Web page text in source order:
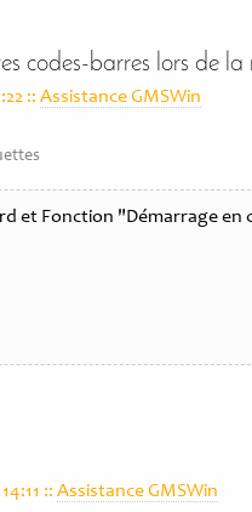
codes-barres lors de
:: Assistance GMSWin
et Fonction "Démarrage en
:: Assistance GMSWin